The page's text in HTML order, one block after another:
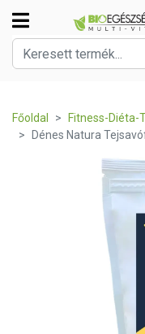
Főoldal Fitness-Diéta-
Dénes Natura